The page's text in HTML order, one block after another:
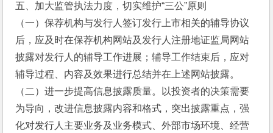
五、加大监管执法力度，切实维护“三公”原则
（一）保荐机构与发行人签订发行上市相关的辅导协议
后，应及时在保荐机构网站及发行人注册地证监局网站
披露对发行人的辅导工作进展；辅导工作结束后，应对
辅导过程、内容及效果进行总结并在上述网站披露。
（二）进一步提高信息披露质量。以投资者的决策需要
为导向，改进信息披露内容和格式，突出披露重点，强
化对发行人主要业务及业务模式、外部市场环境、经营